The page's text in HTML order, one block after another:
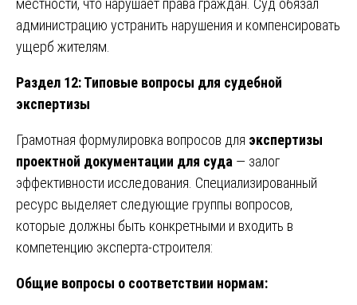
администрацию устранить нарушения и компенсировать
ущерб жителям.
Раздел 12: Типовые вопросы для судебной
экспертизы
Грамотная формулировка вопросов для экспертизы
проектной документации для суда — залог
эффективности исследования. Специализированный
ресурс выделяет следующие группы вопросов,
которые должны быть конкретными и входить в
компетенцию эксперта-строителя:
Общие вопросы о соответствии нормам: